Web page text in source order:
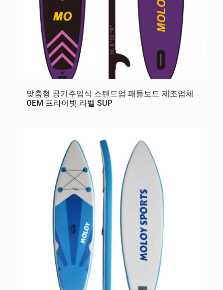
맞춤형 공기주입식 스탠드업 패들보드 제조업체
OEM 프라이빗 라벨 SUP